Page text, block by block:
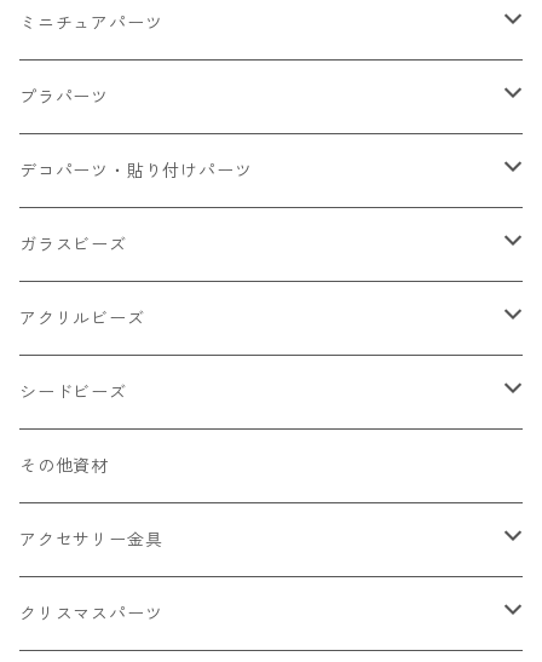
ミニチュアパーツ
大きいパーツ グラス系
小さいパーツ グラス系
小物
カップ
プラパーツ
ナスカン カニカン
リング イヤリング パーツ
チェーンパーツ
プラチャーム
デコパーツ・貼り付けパーツ
食べ物系
キャンディ
ドーナツ
アニマル系
うさぎ
くま
スライス棒
フレーク カット済
シール付き
フルーツ系 野菜果物
お花
ガラスビーズ
ミレフィオリ
ランプワーク
キャッツアイ
アクリルビーズ
丸玉6㎜ ラウンド
丸玉8㎜ ラウンド
カボチャ
クラック
シードビーズ
ミックス
2㎜
不透明
3㎜
その他資材
アクセサリー金具
カラー丸カン
クリスマスパーツ